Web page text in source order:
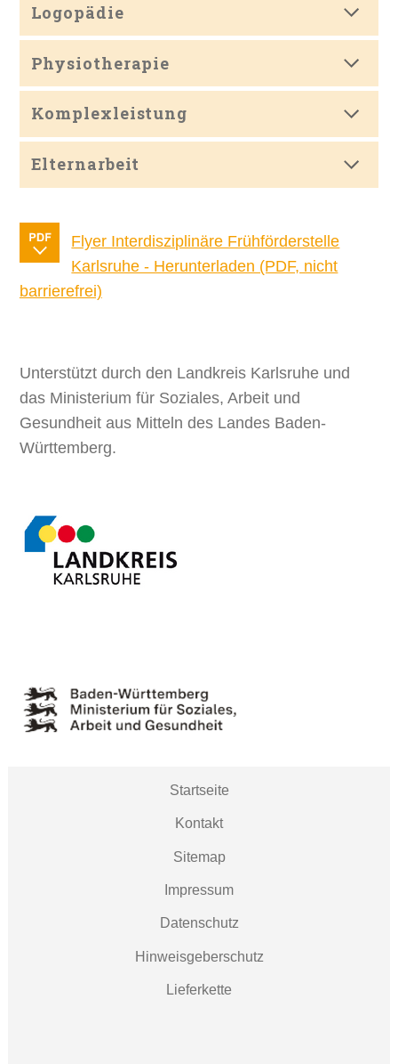
Logopädie
Physiotherapie
Komplexleistung
Elternarbeit
Flyer Interdisziplinäre Frühförderstelle
Karlsruhe - Herunterladen (PDF, nicht
barrierefrei)
Unterstützt durch den Landkreis Karlsruhe und
das Ministerium für Soziales, Arbeit und
Gesundheit aus Mitteln des Landes Baden-
Württemberg.
Startseite
Kontakt
Sitemap
Impressum
Datenschutz
Hinweisgeberschutz
Lieferkette